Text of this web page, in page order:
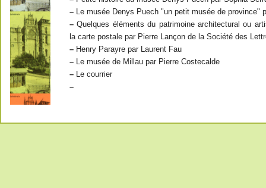
– Le musée Denys Puech "un petit musée de province"
– Quelques éléments du patrimoine architectural ou
la carte postale par Pierre Lançon de la Société des
– Henry Parayre par Laurent Fau
– Le musée de Millau par Pierre Costecalde
– Le courrier
–